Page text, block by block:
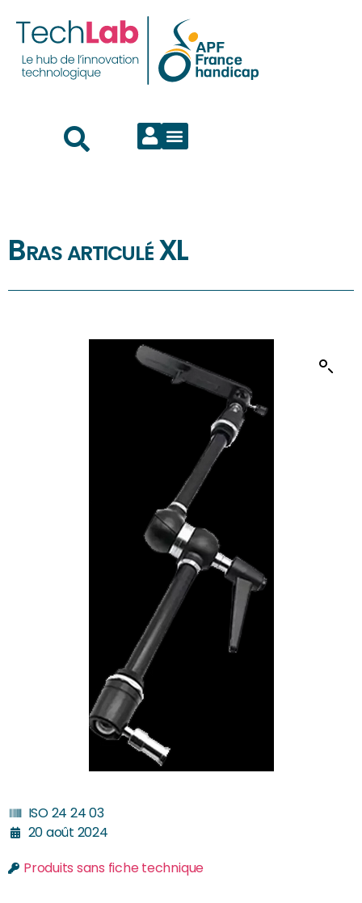
Bras articulé XL
ISO 24 24 03
20 août 2024
Produits sans fiche technique